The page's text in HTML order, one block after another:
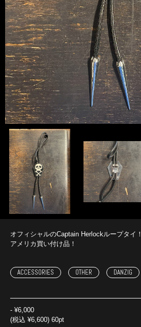
オフィシャルのCaptain Herlockループタイ！
アメリカ買い付け品！
ACCESSORIES OTHER DANZIG
- ¥6,000
(税込 ¥6,600) 60pt